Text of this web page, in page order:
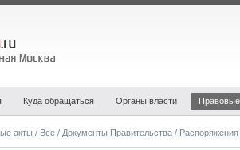
Куда обращаться Органы власти
акты / Все / Документы Правительства /